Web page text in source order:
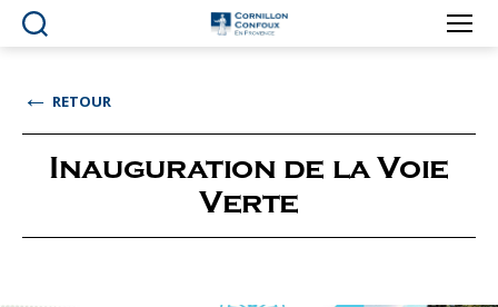
Ville
en
Provence
← RETOUR
Inauguration de la Voie
Verte